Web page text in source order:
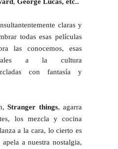
claras y
todas esas películas
las conocemos, esas
a la cultura
con fantasía y
Stranger things, agarra
los mezcla y cocina
a la cara, lo cierto es
a nuestra nostalgia,